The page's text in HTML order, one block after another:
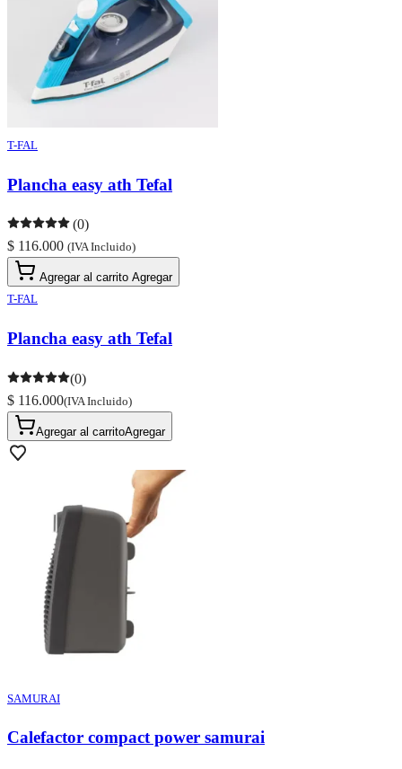
T-FAL
Plancha easy ath Tefal
(0)
$ 116.000 (IVA Incluido)
Agregar al carrito Agregar
T-FAL
Plancha easy ath Tefal
(0)
$ 116.000(IVA Incluido)
Agregar al carritoAgregar
SAMURAI
Calefactor compact power samurai